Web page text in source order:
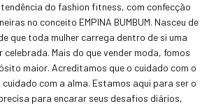
do fashion fitness, com confecção
no conceito EMPINA BUMBUM. Nasceu de
que toda mulher carrega dentro de si uma
celebrada. Mais do que vender moda, fomos
maior. Acreditamos que o cuidado com o
com a alma. Estamos aqui para ser o
para encarar seus desafios diários,